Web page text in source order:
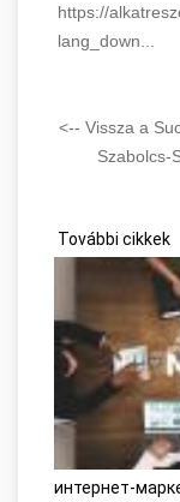
https://
lang_down...
<-- Vissza a
Szabolcs-
További cikkek
интернет-